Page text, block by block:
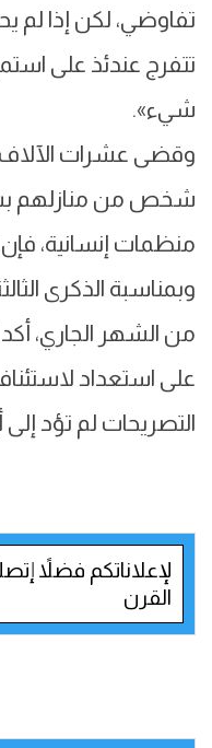
تفاوضي، لكن إذا
تتفرج عندئذ على
شيء».
شخص من منازلهم
منظمات إنسانية، فإن
وبمناسبة الذكرى
من الشهر الجاري،
على استعداد
التصريحات لم تؤد
لإعلاناتكم فضلاً
القرن